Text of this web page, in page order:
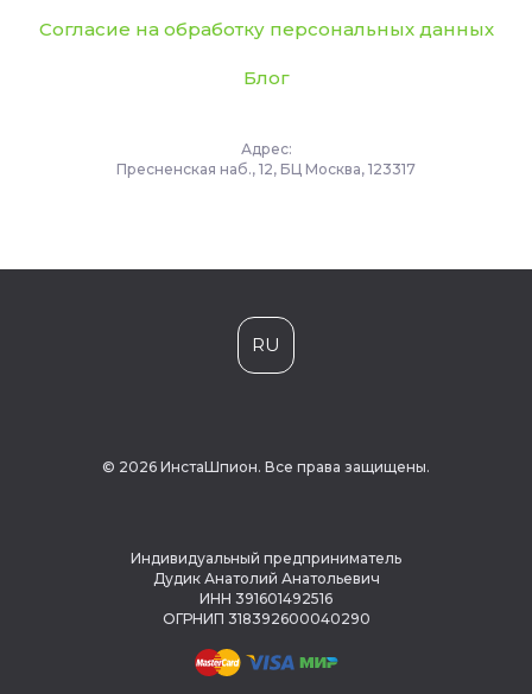
Согласие на обработку персональных данных
Блог
Адрес:
Пресненская наб., 12, БЦ Москва, 123317
RU
© 2026 ИнстаШпион. Все права защищены.
Индивидуальный предприниматель
Дудик Анатолий Анатольевич
ИНН 391601492516
ОГРНИП 318392600040290